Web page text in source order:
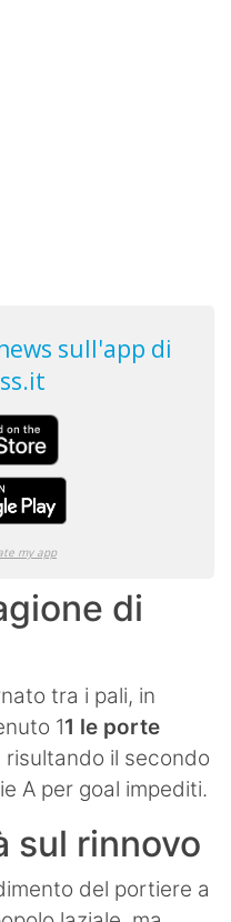
di
tra i pali, in
11 le porte
risultando il secondo
A per goal impediti.
sul rinnovo
del portiere a